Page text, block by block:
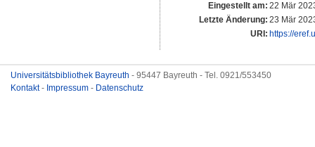
Eingestellt am: 22 Mär
Letzte Änderung: 23 Mär
URI: https://
Universitätsbibliothek Bayreuth - 95447 Bayreuth - Tel. 0921/553450
Kontakt- Impressum - Datenschutz